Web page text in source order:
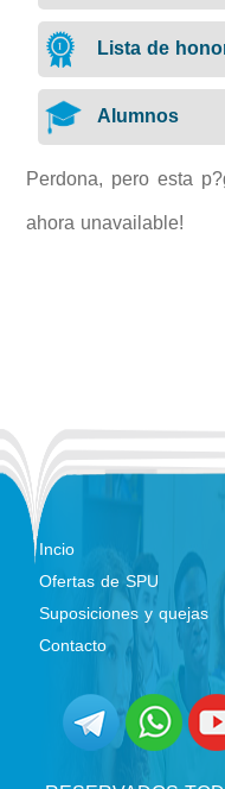
Lista de
Alumnos
Perdona, pero esta
ahora unavailable!
Incio
Ofertas de SPU
Suposiciones y quejas
Contacto